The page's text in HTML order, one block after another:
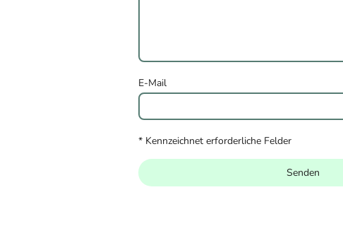
E-Mail
* Kennzeichnet erforderliche Felder
Senden